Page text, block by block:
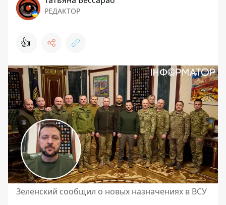
РЕДАКТОР
👍
Зеленский сообщил о новых назначениях в ВСУ